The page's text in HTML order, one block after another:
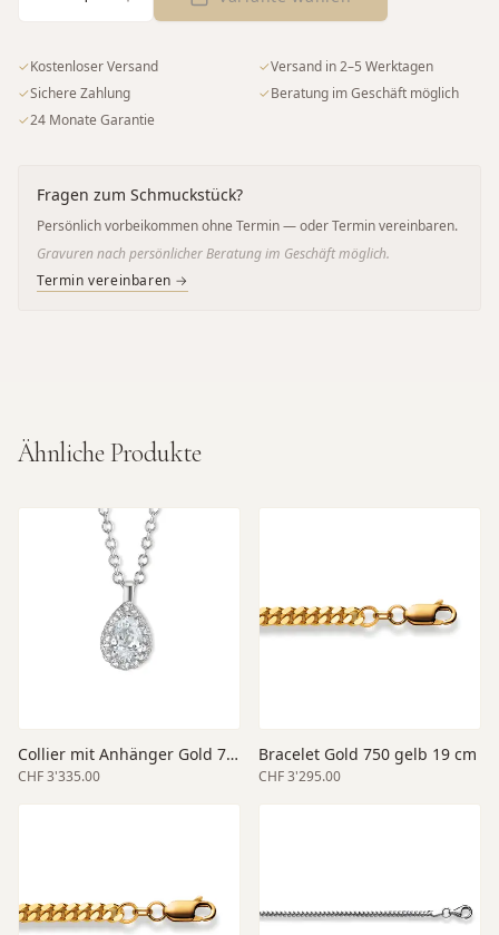
✓Kostenloser Versand ✓Versand in 2–5 Werktagen
✓Sichere Zahlung ✓Beratung im Geschäft möglich
✓24 Monate Garantie
Fragen zum Schmuckstück?
Persönlich vorbeikommen ohne Termin — oder Termin vereinbaren.
Gravuren nach persönlicher Beratung im Geschäft möglich.
Termin vereinbaren →
Ähnliche Produkte
Collier mit Anhänger Gold 750 weiss 45 cm Länge
CHF 3'335.00
Bracelet Gold 750 gelb 19 cm
CHF 3'295.00